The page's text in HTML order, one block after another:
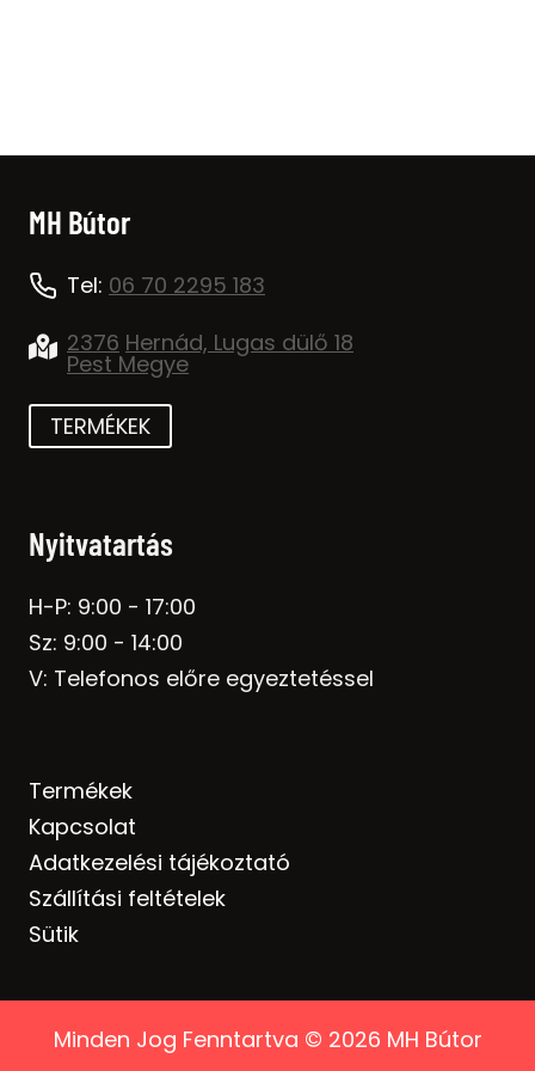
MH Bútor
Tel: 06 70 2295 183
2376 Hernád, Lugas dülő 18
Pest Megye
TERMÉKEK
Nyitvatartás
H-P: 9:00 - 17:00
Sz: 9:00 - 14:00
V: Telefonos előre egyeztetéssel
Termékek
Kapcsolat
Adatkezelési tájékoztató
Szállítási feltételek
Sütik
Minden Jog Fenntartva © 2026 MH Bútor